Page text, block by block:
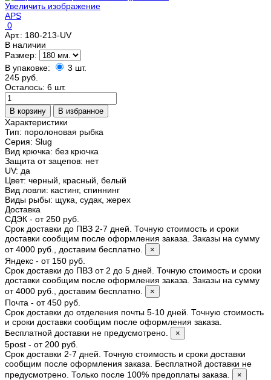
Увеличить изображение
APS
0
Арт.: 180-213-UV
В наличии
Размер:
В упаковке:
3 шт.
245 руб.
Осталось: 6 шт.
Характеристики
Тип: поролоновая рыбка
Серия: Slug
Вид крючка: без крючка
Защита от зацепов: нет
UV: да
Цвет: черный, красный, белый
Вид ловли: кастинг, спиннинг
Виды рыбы: щука, судак, жерех
Доставка
СДЭК - от 250 руб.
Срок доставки до ПВЗ 2-7 дней. Точную стоимость и сроки
доставки сообщим после оформления заказа. Заказы на сумму
от 4000 руб., доставим бесплатно.
×
Яндекс - от 150 руб.
Срок доставки до ПВЗ от 2 до 5 дней. Точную стоимость и сроки
доставки сообщим после оформления заказа. Заказы на сумму
от 4000 руб., доставим бесплатно.
×
Почта - от 450 руб.
Срок доставки до отделения почты 5-10 дней. Точную стоимость
и сроки доставки сообщим после оформления заказа.
Бесплатной доставки не предусмотрено.
×
5post - от 200 руб.
Срок доставки 2-7 дней. Точную стоимость и сроки доставки
сообщим после оформления заказа. Бесплатной доставки не
предусмотрено. Только после 100% предоплаты заказа.
×